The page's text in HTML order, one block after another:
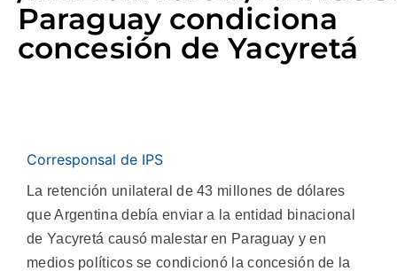
Paraguay condiciona
concesión de Yacyretá
Corresponsal de IPS
La retención unilateral de 43 millones de dólares
que Argentina debía enviar a la entidad binacional
de Yacyretá causó malestar en Paraguay y en
medios políticos se condicionó la concesión de la